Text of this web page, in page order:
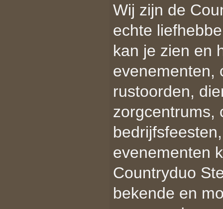
Wij zijn de
echte
kan je zien en
evenementen,
rustoorden,
zorgcentrums,
evenementen
Countryduo
bekende en